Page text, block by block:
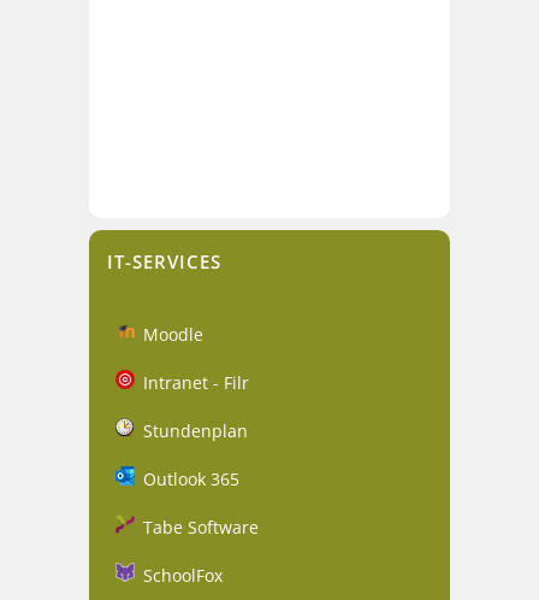
IT-SERVICES
Moodle
Intranet - Filr
Stundenplan
Outlook 365
Tabe Software
SchoolFox